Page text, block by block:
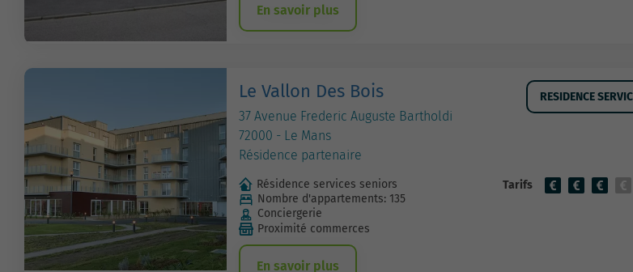
En savoir plus
Le Vallon Des Bois
37 Avenue Frederic Auguste Bartholdi
72000 - Le Mans
Résidence partenaire
RESIDENCE
Résidence services seniors
Nombre d'appartements: 135
Conciergerie
Proximité commerces
Tarifs
En savoir plus